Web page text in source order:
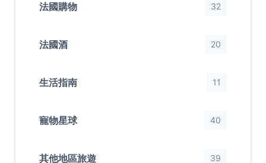
法國購物 32
法國酒 20
生活指南 11
寵物星球 40
其他地區旅遊 39